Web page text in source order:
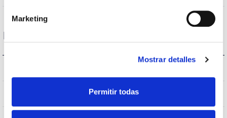
Marketing
Mostrar detalles
Permitir todas
Datos ópticos
CRI Índice de repr. cromática